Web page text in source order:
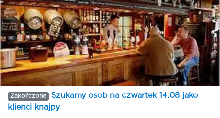
Zakończone
Szukamy osob na czwartek 14.08 jako
klienci knajpy